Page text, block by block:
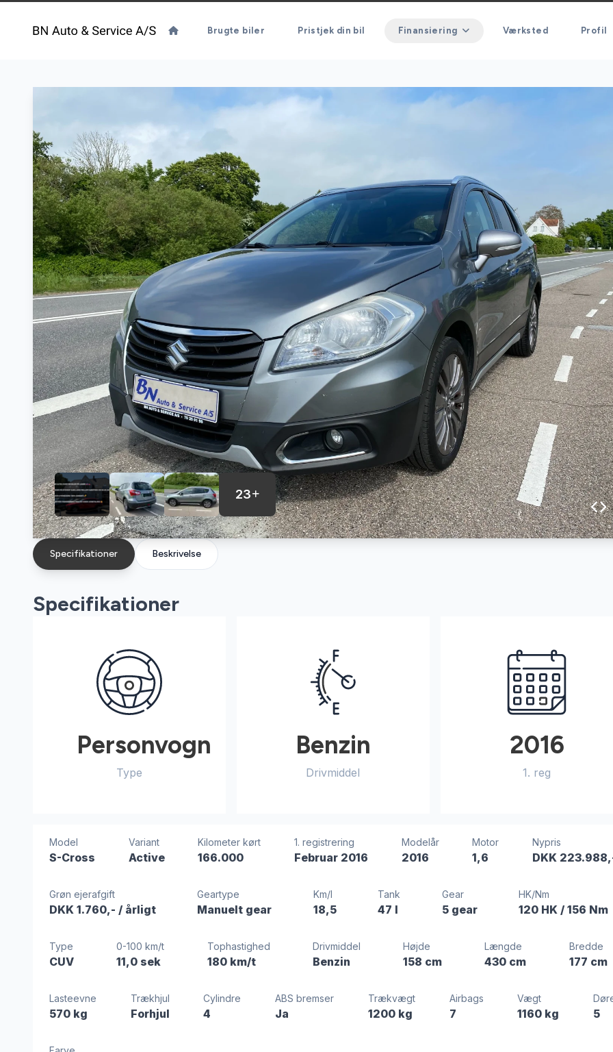
Brugte biler Pristjek din bil Finansiering Værksted Profil
23
Specifikationer Beskrivelse
Specifikationer
Personvogn
Type
Benzin
Drivmiddel
2016
1. reg
Model
S-Cross
Variant
Active
Kilometer kørt
166.000
1. registrering
Februar 2016
Modelår
2016
Motor
1,6
Nypris
DKK
Grøn ejerafgift
DKK 1.760,- / årligt
Geartype
Manuelt gear
Km/l
18,5
Tank
47 l
Gear
5 gear
HK/Nm
120 HK/ 156 Nm
Type
CUV
0-100 km/t
11,0 sek
Tophastighed
180 km/t
Drivmiddel
Benzin
Højde
158 cm
Længde
430 cm
Bredde
177 cm
Lasteevne
570 kg
Trækhjul
Forhjul
Cylindre
4
ABS bremser
Ja
Trækvægt
1200 kg
Airbags
7
Vægt
1160 kg 5